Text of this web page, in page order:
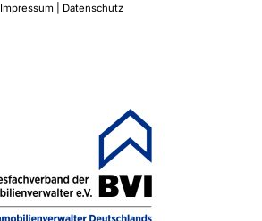
Impressum Datenschutz